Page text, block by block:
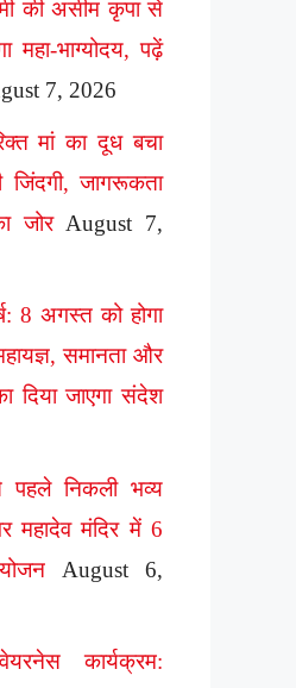
की असीम कृपा से
महा-भाग्योदय, पढ़ें
7, 2026
मां का दूध बचा
जागरूकता
जोर August 7,
8 अगस्त को होगा
समानता और
दिया जाएगा संदेश
पहले निकली भव्य
महादेव मंदिर में 6
August 6,
कार्यक्रम: